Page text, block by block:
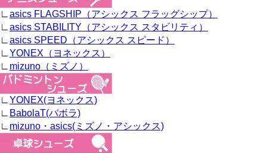
∟ asics FLAGSHIP（アシックス フラッグシップ）
∟ asics STABILITY（アシックス スタビリティ）
∟ asics SPEED（アシックス スピード）
∟ YONEX（ヨネックス）
∟ mizuno（ミズノ）
∟ YONEX(ヨネックス)
∟
BabolaT(バボラ)
∟ mizuno・asics(ミズノ・アシックス)